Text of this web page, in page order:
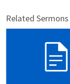
Related Sermons